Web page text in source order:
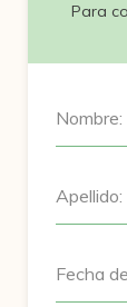
Para
Nombre:
Apellido:
Fecha